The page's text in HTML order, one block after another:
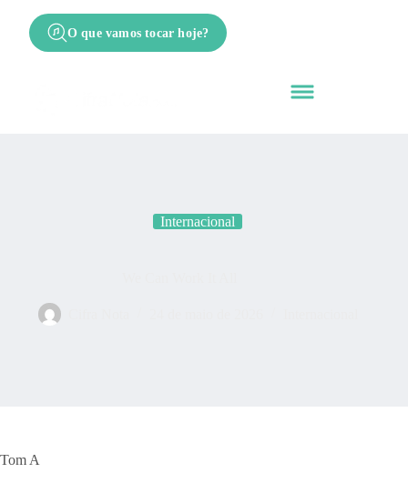
O que vamos tocar hoje?
Internacional
Tom A